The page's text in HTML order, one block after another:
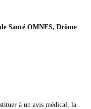
Santé OMNES, Drôme
à un avis médical, la